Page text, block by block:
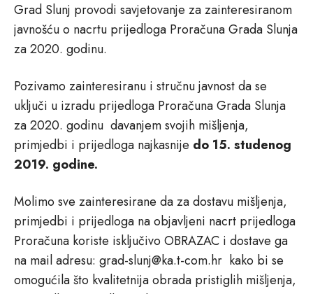
Grad Slunj provodi savjetovanje za zainteresiranom
javnošću o nacrtu prijedloga Proračuna Grada Slunja
za 2020. godinu.
Pozivamo zainteresiranu i stručnu javnost da se
uključi u izradu prijedloga Proračuna Grada Slunja
za 2020. godinu davanjem svojih mišljenja,
primjedbi i prijedloga najkasnije do 15. studenog
2019. godine.
Molimo sve zainteresirane da za dostavu mišljenja,
primjedbi i prijedloga na objavljeni nacrt prijedloga
Proračuna koriste isključivo OBRAZAC i dostave ga
na mail adresu: grad-slunj@ka.t-com.hr kako bi se
omogućila što kvalitetnija obrada pristiglih mišljenja,